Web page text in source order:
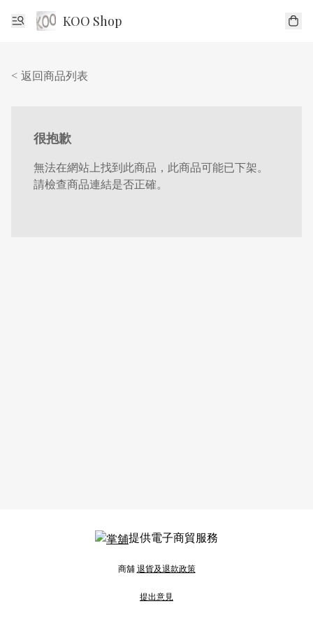
KOO Shop
< 返回商品列表
很抱歉
無法在網站上找到此商品，此商品可能已下架。
請檢查商品連結是否正確。
提供電子商貿服務
商舖退貨及退款政策
提出意見